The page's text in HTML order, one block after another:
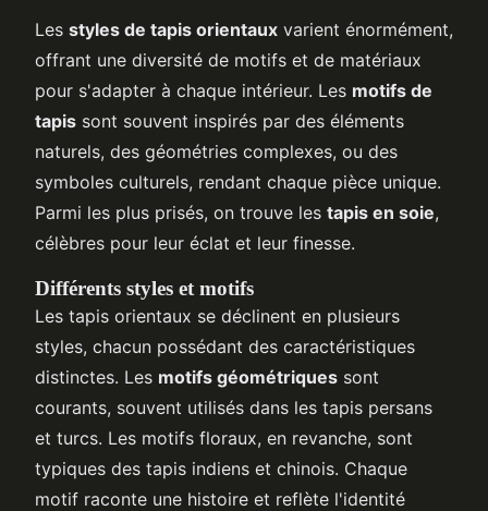
Les styles de tapis orientaux varient énormément,
offrant une diversité de motifs et de matériaux
pour s'adapter à chaque intérieur. Les motifs de
tapis sont souvent inspirés par des éléments
naturels, des géométries complexes, ou des
symboles culturels, rendant chaque pièce unique.
Parmi les plus prisés, on trouve les tapis en soie,
célèbres pour leur éclat et leur finesse.
Différents styles et motifs
Les tapis orientaux se déclinent en plusieurs
styles, chacun possédant des caractéristiques
distinctes. Les motifs géométriques sont
courants, souvent utilisés dans les tapis persans
et turcs. Les motifs floraux, en revanche, sont
typiques des tapis indiens et chinois. Chaque
motif raconte une histoire et reflète l'identité